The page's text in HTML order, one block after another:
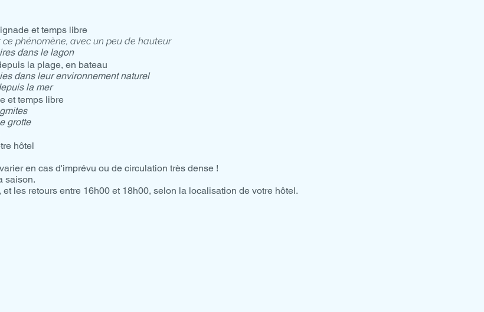
et temps libre
phénomène, avec un peu de hauteur
dans le lagon
la plage, en bateau
dans leur environnement naturel
la mer
et temps libre
grotte
hôtel
en cas d'imprévu ou de circulation très dense !
saison.
les retours entre 16h00 et 18h00, selon la localisation de votre hôtel.